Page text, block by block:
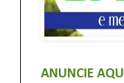
ANUNCIE AQUI